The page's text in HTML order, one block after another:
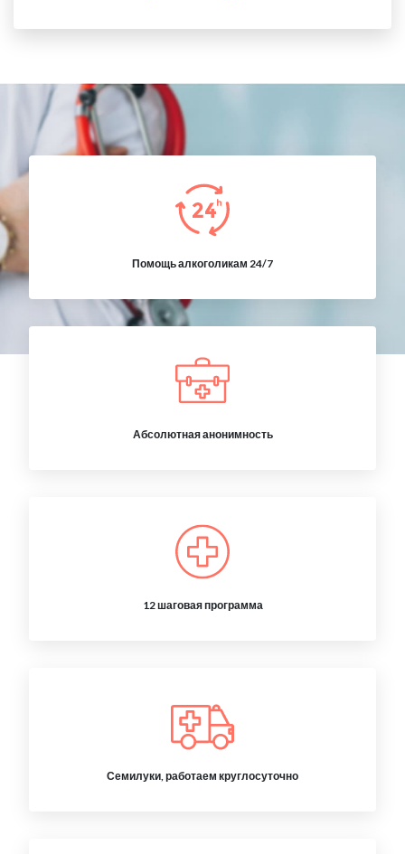
Помощь алкоголикам 24/7
Абсолютная анонимность
12 шаговая программа
Семилуки, работаем круглосуточно